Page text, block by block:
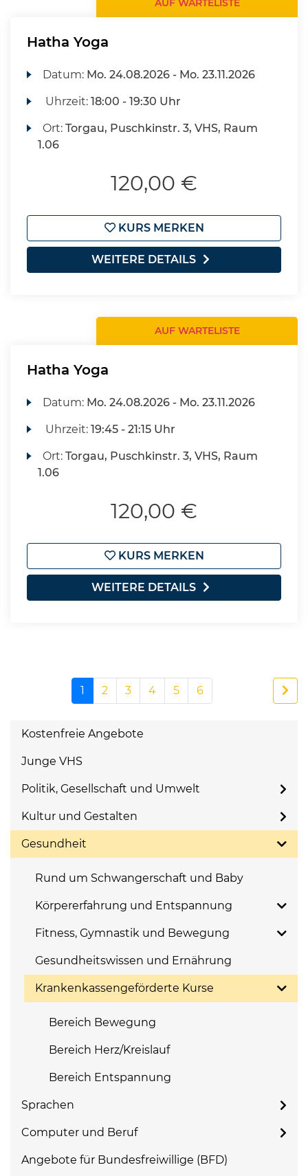
AUF WARTELISTE
Hatha Yoga
Datum: Mo. 24.08.2026 - Mo. 23.11.2026
Uhrzeit:18:00 - 19:30 Uhr
Ort:Torgau, Puschkinstr. 3, VHS, Raum
1.06
120,00 €
KURS MERKEN
WEITERE DETAILS
AUF WARTELISTE
Hatha Yoga
Datum: Mo. 24.08.2026 - Mo. 23.11.2026
Uhrzeit:19:45 - 21:15 Uhr
Ort:Torgau, Puschkinstr. 3, VHS, Raum
1.06
120,00 €
KURS MERKEN
WEITERE DETAILS
1 2 3 4 5 6
Kostenfreie Angebote
Junge VHS
Politik, Gesellschaft und Umwelt
Kultur und Gestalten
Gesundheit
Rund um Schwangerschaft und Baby
Körpererfahrung und Entspannung
Fitness, Gymnastik und Bewegung
Gesundheitswissen und Ernährung
Krankenkassengeförderte Kurse
Bereich Bewegung
Bereich Herz/Kreislauf
Bereich Entspannung
Sprachen
Computer und Beruf
Angebote für Bundesfreiwillige (BFD)